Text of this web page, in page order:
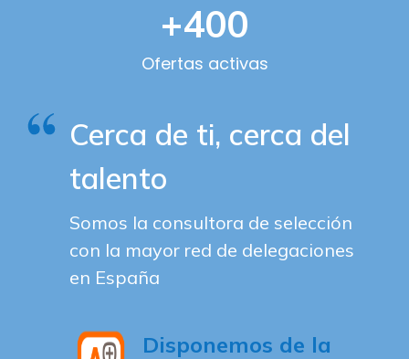
+400
Ofertas activas
Cerca de ti, cerca del
talento
Somos la consultora de selección
con la mayor red de delegaciones
en España
Disponemos de la